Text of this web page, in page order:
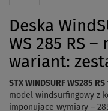
Deska
WS 285 RS
wariant:
STX WINDSURF WS285 RS
model windsurfingowy z
imponujące wymiary –